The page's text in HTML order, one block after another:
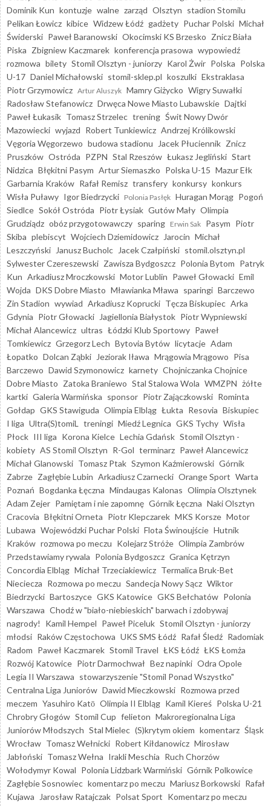
Dominik Kun kontuzje walne zarząd Olsztyn stadion Stomilu
Pelikan Łowicz kibice Widzew Łódź gadżety Puchar Polski Michał
Świderski Paweł Baranowski Okocimski KS Brzesko Znicz Biała
Piska Zbigniew Kaczmarek konferencja prasowa wypowiedź
rozmowa bilety Stomil Olsztyn - juniorzy Karol Żwir Polska Polska
U-17 Daniel Michałowski stomil-sklep.pl koszulki Ekstraklasa
Piotr Grzymowicz Artur Aluszyk Mamry Giżycko Wigry Suwałki
Radosław Stefanowicz Drwęca Nowe Miasto Lubawskie Dajtki
Paweł Łukasik Tomasz Strzelec trening Świt Nowy Dwór
Mazowiecki wyjazd Robert Tunkiewicz Andrzej Królikowski
Vęgoria Węgorzewo budowa stadionu Jacek Płuciennik Znicz
Pruszków Ostróda PZPN Stal Rzeszów Łukasz Jegliński Start
Nidzica Błękitni Pasym Artur Siemaszko Polska U-15 Mazur Ełk
Garbarnia Kraków Rafał Remisz transfery konkursy konkurs
Wisła Puławy Igor Biedrzycki Polonia Pasłęk Huragan Morąg Pogoń
Siedlce Sokół Ostróda Piotr Łysiak Gutów Mały Olimpia
Grudziądz obóz przygotowawczy sparing Erwin Sak Pasym Piotr
Skiba plebiscyt Wojciech Dziemidowicz Jarocin Michał
Leszczyński
Janusz Bucholc Jacek Czałpiński stomil.olsztyn.pl
Sylwester Czereszewski Zawisza Bydgoszcz Polonia Bytom Patryk
Kun Arkadiusz Mroczkowski Motor Lublin Paweł Głowacki Emil
Wojda DKS Dobre Miasto Mławianka Mława sparingi Barczewo
Zin Stadion wywiad Arkadiusz Koprucki Tęcza Biskupiec Arka
Gdynia Piotr Głowacki Jagiellonia Białystok Piotr Wypniewski
Michał Alancewicz ultras Łódzki Klub Sportowy Paweł
Tomkiewicz Grzegorz Lech Bytovia Bytów licytacje Adam
Łopatko Dolcan Ząbki Jeziorak Iława Mrągowia Mrągowo Pisa
Barczewo Dawid Szymonowicz karnety Chojniczanka Chojnice
Dobre Miasto Zatoka Braniewo Stal Stalowa Wola WMZPN żółte
kartki Galeria Warmińska sponsor Piotr Zajączkowski Rominta
Gołdap GKS Stawiguda Olimpia Elbląg Łukta Resovia Biskupiec
I liga Ultra(S)tomiL treningi Miedź Legnica GKS Tychy Wisła
Płock III liga Korona Kielce Lechia Gdańsk Stomil Olsztyn -
kobiety AS Stomil Olsztyn R-Gol terminarz Paweł Alancewicz
Michał Glanowski Tomasz Ptak Szymon Kaźmierowski Górnik
Zabrze Zagłębie Lubin Arkadiusz Czarnecki Orange Sport Warta
Poznań Bogdanka Łęczna Mindaugas Kalonas Olimpia Olsztynek
Adam Zejer Pamiętam i nie zapomnę Górnik Łęczna Naki Olsztyn
Cracovia Błękitni Orneta Piotr Klepczarek MKS Korsze Motor
Lubawa Wojewódzki Puchar Polski Flota Świnoujście Hutnik
Kraków rozmowa po meczu Kolejarz Stróże Olimpia Zambrów
Przedstawiamy rywala Polonia Bydgoszcz Granica Kętrzyn
Concordia Elbląg Michał Trzeciakiewicz Termalica Bruk-Bet
Nieciecza Rozmowa po meczu Sandecja Nowy Sącz Wiktor
Biedrzycki Bartoszyce GKS Katowice GKS Bełchatów Polonia
Warszawa Chodź w "biało-niebieskich" barwach i zdobywaj
nagrody!
Kamil Hempel Paweł Piceluk Stomil Olsztyn - juniorzy
młodsi Raków Częstochowa UKS SMS Łódź Rafał Śledź Radomiak
Radom Paweł Kaczmarek Stomil Travel ŁKS Łódź ŁKS Łomża
Rozwój Katowice Piotr Darmochwał Bez napinki Odra Opole
Legia II Warszawa stowarzyszenie "Stomil Ponad Wszystko"
Centralna Liga Juniorów Dawid Mieczkowski Rozmowa przed
meczem Yasuhiro Katō Olimpia II Elbląg Kamil Kiereś Polska U-21
Chrobry Głogów Stomil Cup felieton Makroregionalna Liga
Juniorów Młodszych Stal Mielec (S)krytym okiem komentarz Śląsk
Wrocław Tomasz Wełnicki Robert Kiłdanowicz Mirosław
Jabłoński Tomasz Wełna Irakli Meschia Ruch Chorzów
Wołodymyr Kowal Polonia Lidzbark Warmiński Górnik Polkowice
Zagłębie Sosnowiec komentarz po meczu Mariusz Borkowski Rafał
Kujawa
Jarosław Ratajczak Polsat Sport Komentarz po meczu